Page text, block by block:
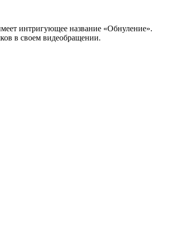
интригующее название «Обнуление».
в своем видеобращении.